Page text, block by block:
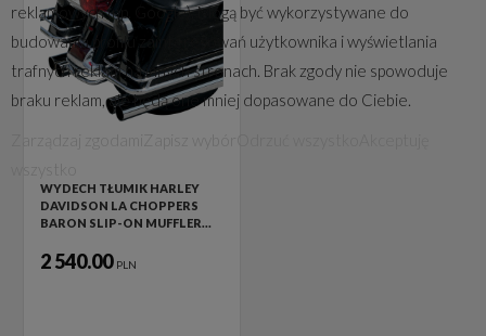
WYDECH TŁUMIK HARLEY
DAVIDSON LA CHOPPERS
BARON SLIP-ON MUFFLER…
2 540.00 PLN
reklamowych (np. Google). Mogą być wykorzystywane do
budowania profilu zainteresowań użytkownika i wyświetlania
trafnych reklam na innych stronach. Brak zgody nie spowoduje
braku reklam, ale będą one mniej dopasowane do Ciebie.
Zarządzaj zgodami